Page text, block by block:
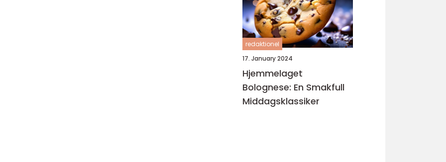
redaktionel
17. January 2024
Hjemmelaget
Bolognese: En Smakfull
Middagsklassiker